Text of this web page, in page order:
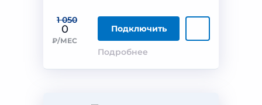
1 050
0
₽/МЕС
Подключить
Подробнее